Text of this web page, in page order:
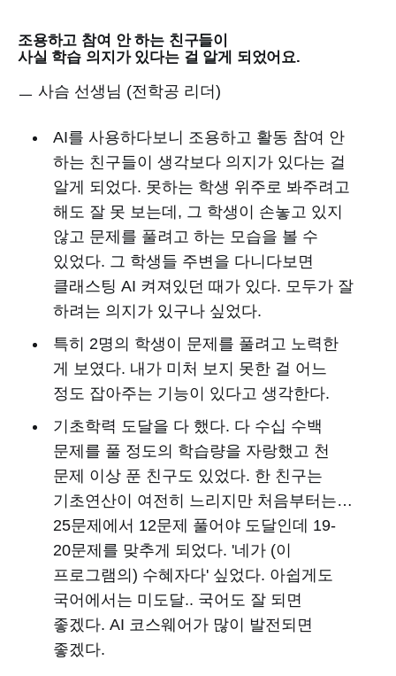
조용하고 참여 안 하는 친구들이
사실 학습 의지가 있다는 걸 알게 되었어요.
ㅡ 사슴 선생님 (전학공 리더)
AI를 사용하다보니 조용하고 활동 참여 안
하는 친구들이 생각보다 의지가 있다는 걸
알게 되었다. 못하는 학생 위주로 봐주려고
해도 잘 못 보는데, 그 학생이 손놓고 있지
않고 문제를 풀려고 하는 모습을 볼 수
있었다. 그 학생들 주변을 다니다보면
클래스팅 AI 켜져있던 때가 있다. 모두가 잘
하려는 의지가 있구나 싶었다.
특히 2명의 학생이 문제를 풀려고 노력한
게 보였다. 내가 미처 보지 못한 걸 어느
정도 잡아주는 기능이 있다고 생각한다.
기초학력 도달을 다 했다. 다 수십 수백
문제를 풀 정도의 학습량을 자랑했고 천
문제 이상 푼 친구도 있었다. 한 친구는
기초연산이 여전히 느리지만 처음부터는…
25문제에서 12문제 풀어야 도달인데 19-
20문제를 맞추게 되었다. '네가 (이
프로그램의) 수혜자다' 싶었다. 아쉽게도
국어에서는 미도달.. 국어도 잘 되면
좋겠다. AI 코스웨어가 많이 발전되면
좋겠다.